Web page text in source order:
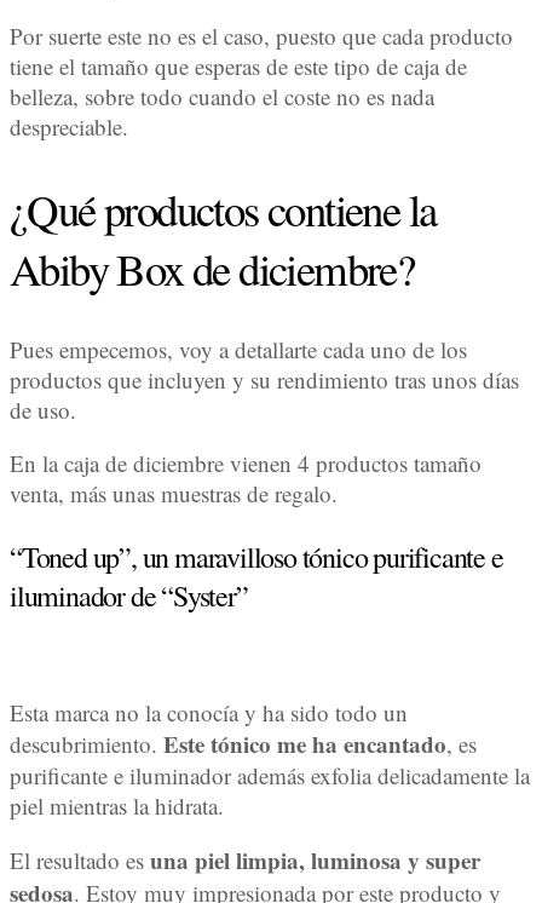
Por suerte este no es el caso, puesto que cada producto
tiene el tamaño que esperas de este tipo de caja de
belleza, sobre todo cuando el coste no es nada
despreciable.
¿Qué productos contiene la
Abiby Box de diciembre?
Pues empecemos, voy a detallarte cada uno de los
productos que incluyen y su rendimiento tras unos días
de uso.
En la caja de diciembre vienen 4 productos tamaño
venta, más unas muestras de regalo.
“Toned up”, un maravilloso tónico purificante e
iluminador de “Syster”
Esta marca no la conocía y ha sido todo un
descubrimiento. Este tónico me ha encantado, es
purificante e iluminador además exfolia delicadamente la
piel mientras la hidrata.
El resultado es una piel limpia, luminosa y super
sedosa. Estoy muy impresionada por este producto y